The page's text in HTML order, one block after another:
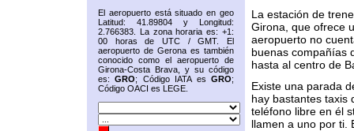
El aeropuerto está situado en geo
Latitud: 41.89804 y Longitud:
2.766383. La zona horaria es: +1:
00 horas de UTC / GMT. El
aeropuerto de Gerona es también
conocido como el aeropuerto de
Girona-Costa Brava, y su código
es:GRO; Código IATA esGRO;
Código OACI es LEGE.
La estación de
Girona, que ofrece
aeropuerto no
buenas compañías
hasta al centro de
Existe una parada
hay bastantes taxis
teléfono libre en él
llamen a uno por ti.